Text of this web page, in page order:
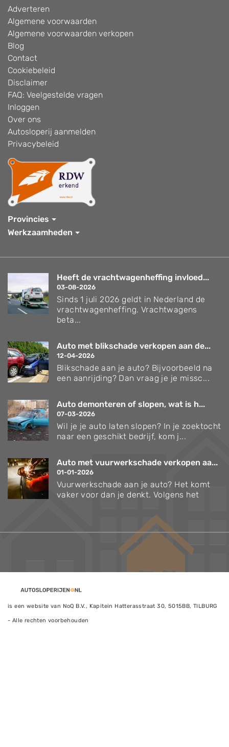
Adverteren
Algemene voorwaarden
Algemene voorwaarden verkopen
Blog
Contact
Cookiebeleid
Disclaimer
FAQ: Veelgestelde vragen
Inloggen
Over ons
Autosloperij aanmelden
Privacybeleid
Provincies
Werkzaamheden
Heeft de vrachtwagenheffing invloed...
03-08-2026
Sinds 1 juli 2026 geldt in Nederland de
vrachtwagenheffing. Vrachtwagens
beta...
Auto met blikschade verkopen aan de...
12-04-2026
Blikschade aan je auto? Bijvoorbeeld na
een aanrijding? Dan vraag je je missc...
Auto demonteren of slopen, wat is h...
07-03-2026
Wil je je auto laten slopen? In je zoektocht
naar een geschikt bedrijf, kom j...
Auto met vuurwerkschade verkopen aa...
01-01-2026
Vuurwerkschade aan je auto? Het komt
vaker voor dan je denkt. Volgens het
is een website van NoQ B.V., Kapitein Hatterasstraat 30, 5015BB, TILBURG
- Alle rechten voorbehouden